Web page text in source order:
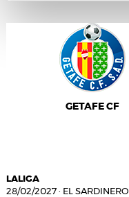
GETAFE CF
LALIGA
28/02/2027 · EL SARDINERO